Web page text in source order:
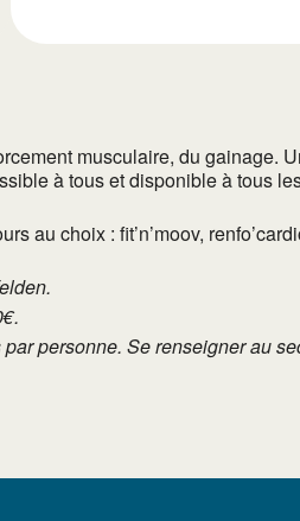
musculaire, du gainage.
à tous et disponible à tous
au choix : fit’n’moov,
personne. Se renseigner au